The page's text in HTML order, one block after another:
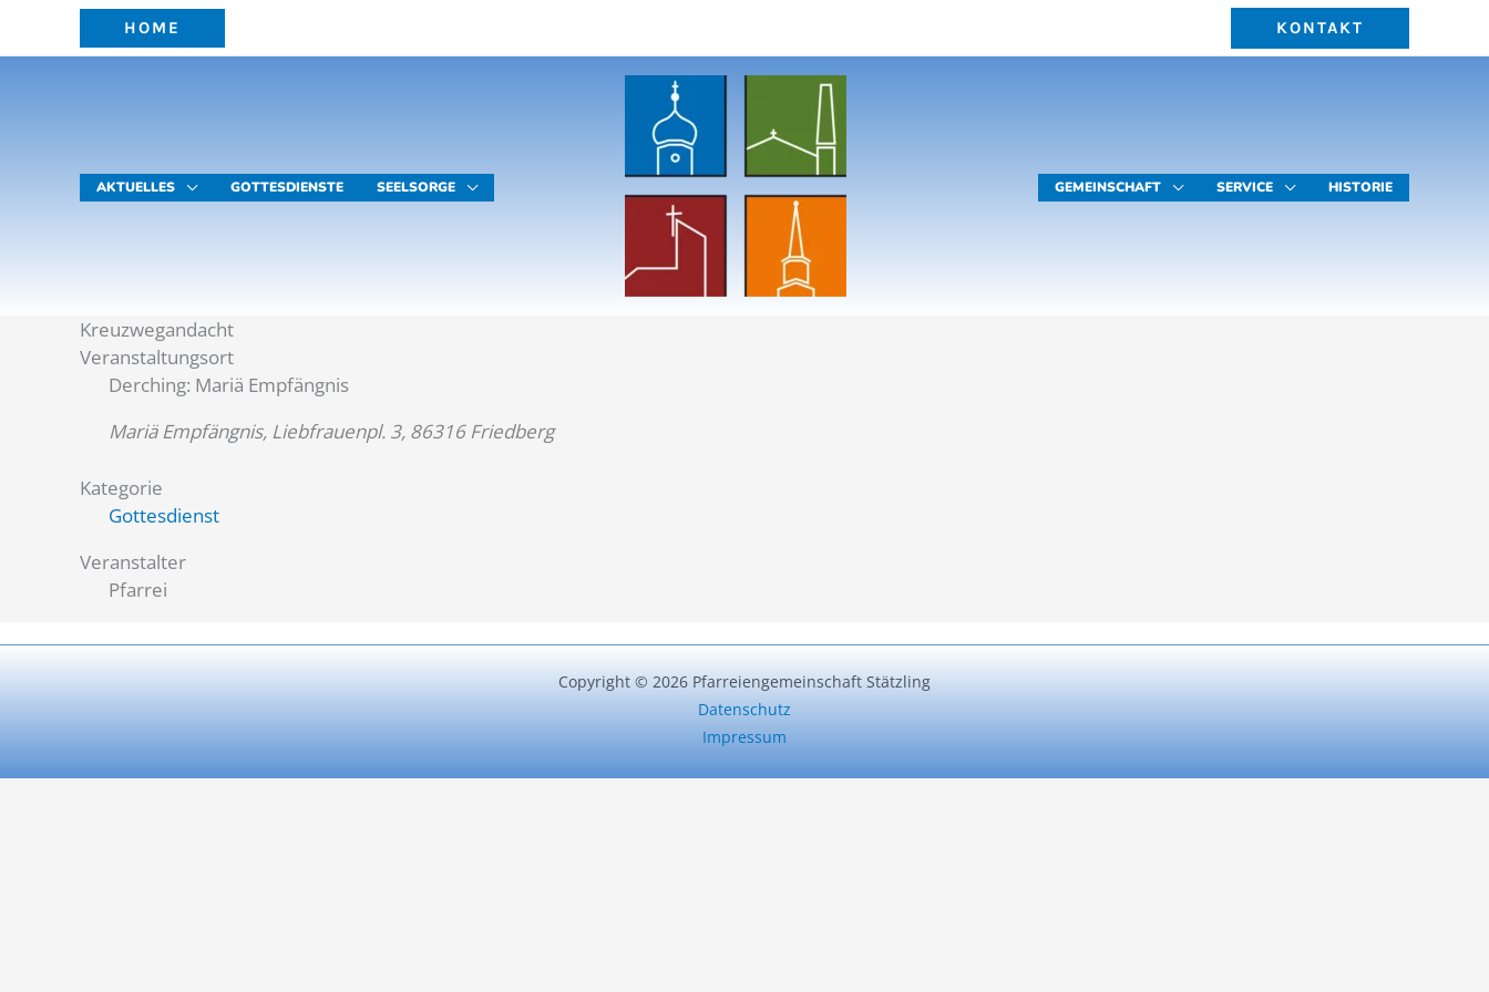
HOME KONTAKT
AKTUELLES GOTTESDIENSTE SEELSORGE GEMEINSCHAFT SERVICE HISTORIE
Kreuzwegandacht
Veranstaltungsort
Derching: Mariä Empfängnis
Mariä Empfängnis, Liebfrauenpl. 3, 86316 Friedberg
Kategorie
Gottesdienst
Veranstalter
Pfarrei
Copyright © 2026 Pfarreiengemeinschaft Stätzling
Datenschutz
Impressum